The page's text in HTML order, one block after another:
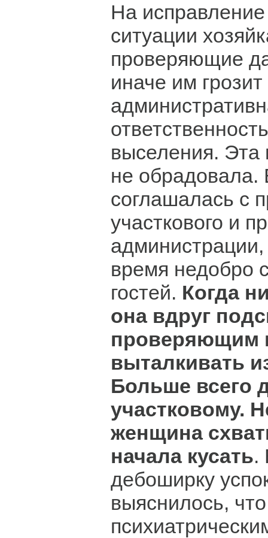
На
ситуации
проверяющие
иначе им грозит
выселения. Эта
не обрадовала.
соглашалась с
участкового и
время недобро
гостей. Когда
она вдруг
проверяющим
выталкивать
Больше всего
участковому.
женщина
начала кусать.
дебоширку
выяснилось,